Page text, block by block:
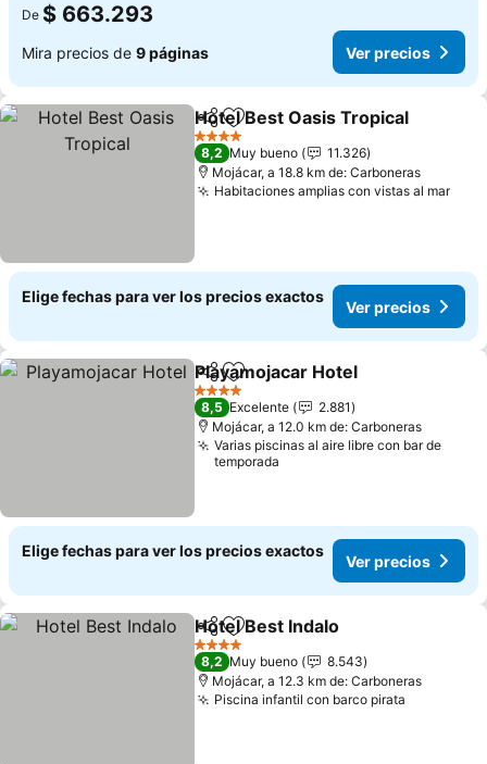
De $ 663.293
Mira precios de 9 páginas Ver precios
CompartirAgregar a favoritos
Hotel Best Oasis Tropical
4 Estrellas
8,2 Muy bueno
11.326
Mojácar, a 18.8 km de: Carboneras
Habitaciones amplias con vistas al mar
Elige fechas para ver los precios exactos
Ver precios
CompartirAgregar a favoritos
Playamojacar Hotel
4 Estrellas
8,5 Excelente
2.881
Mojácar, a 12.0 km de: Carboneras
Varias piscinas al aire libre con bar de
temporada
Elige fechas para ver los precios exactos
Ver precios
CompartirAgregar a favoritos
Hotel Best Indalo
4 Estrellas
8,2 Muy bueno
8.543
Mojácar, a 12.3 km de: Carboneras
Piscina infantil con barco pirata